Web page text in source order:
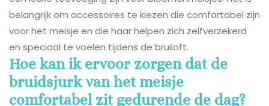
belangrijk om accessoires te kiezen die comfortabel zijn
voor het meisje en die haar helpen zich zelfverzekerd
en speciaal te voelen tijdens de bruiloft.
Hoe kan ik ervoor zorgen dat de
bruidsjurk van het meisje
comfortabel zit gedurende de dag?